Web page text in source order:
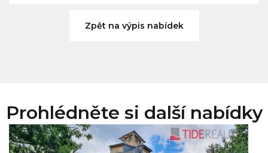
Zpět na výpis nabídek
Prohlédněte si další nabídky